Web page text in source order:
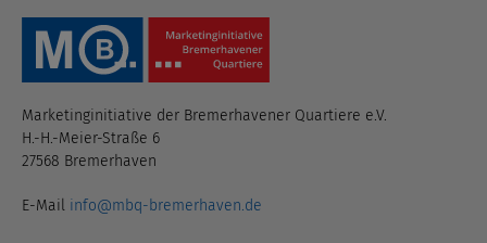
Marketinginitiative der Bremerhavener Quartiere e.V.
H.-H.-Meier-Straße 6
27568 Bremerhaven
E-Mail info@mbq-bremerhaven.de